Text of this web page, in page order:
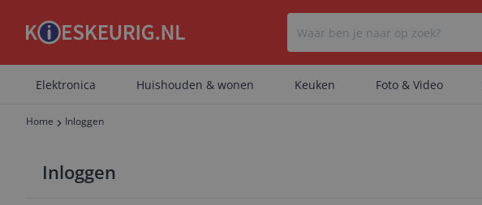
Elektronica Huishouden & wonen Keuken Foto & Video
Home Inloggen
Inloggen